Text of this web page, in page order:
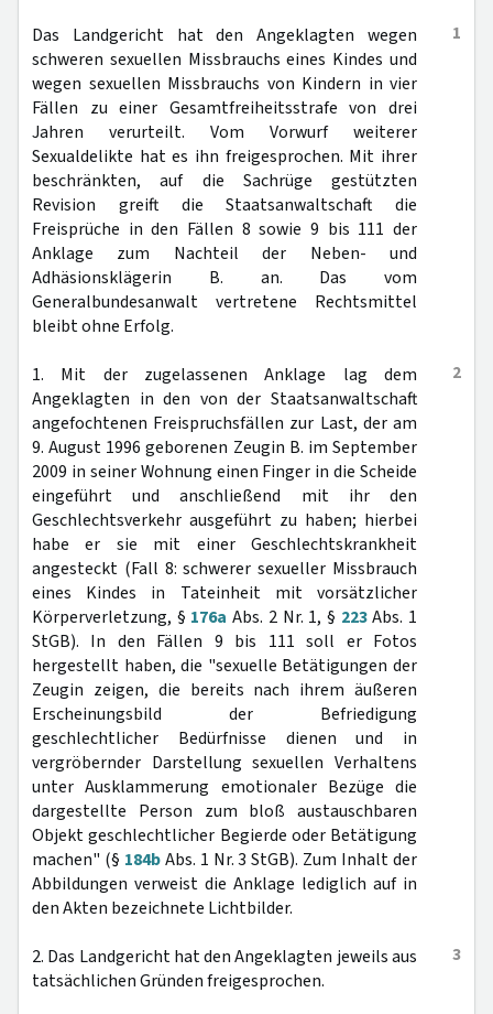
1
Das Landgericht hat den Angeklagten wegen
schweren sexuellen Missbrauchs eines Kindes und
wegen sexuellen Missbrauchs von Kindern in vier
Fällen zu einer Gesamtfreiheitsstrafe von drei
Jahren verurteilt. Vom Vorwurf weiterer
Sexualdelikte hat es ihn freigesprochen. Mit ihrer
beschränkten, auf die Sachrüge gestützten
Revision greift die Staatsanwaltschaft die
Freisprüche in den Fällen 8 sowie 9 bis 111 der
Anklage zum Nachteil der Neben- und
Adhäsionsklägerin B. an. Das vom
Generalbundesanwalt vertretene Rechtsmittel
bleibt ohne Erfolg.
2
1. Mit der zugelassenen Anklage lag dem
Angeklagten in den von der Staatsanwaltschaft
angefochtenen Freispruchsfällen zur Last, der am
9. August 1996 geborenen Zeugin B. im September
2009 in seiner Wohnung einen Finger in die Scheide
eingeführt und anschließend mit ihr den
Geschlechtsverkehr ausgeführt zu haben; hierbei
habe er sie mit einer Geschlechtskrankheit
angesteckt (Fall 8: schwerer sexueller Missbrauch
eines Kindes in Tateinheit mit vorsätzlicher
Körperverletzung, § 176a Abs. 2 Nr. 1, § 223Abs. 1
StGB). In den Fällen 9 bis 111 soll er Fotos
hergestellt haben, die "sexuelle Betätigungen der
Zeugin zeigen, die bereits nach ihrem äußeren
Erscheinungsbild der Befriedigung
geschlechtlicher Bedürfnisse dienen und in
vergröbernder Darstellung sexuellen Verhaltens
unter Ausklammerung emotionaler Bezüge die
dargestellte Person zum bloß austauschbaren
Objekt geschlechtlicher Begierde oder Betätigung
machen" (§ 184bAbs. 1 Nr. 3 StGB). Zum Inhalt der
Abbildungen verweist die Anklage lediglich auf in
den Akten bezeichnete Lichtbilder.
3
2. Das Landgericht hat den Angeklagten jeweils aus
tatsächlichen Gründen freigesprochen.